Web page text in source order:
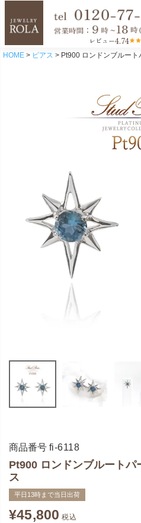
レビュー4.74
HOME ピアス Pt900 ロンドンブルー
商品番号 fi-6118
Pt900 ロンドンブルート
ス
平日13時まで当日出荷
¥45,800 税込